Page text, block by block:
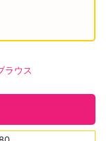
ラウス